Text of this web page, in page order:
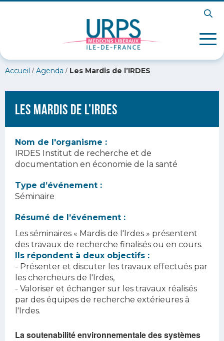
Accueil / Agenda / Les Mardis de l’IRDES
Les Mardis de l’IRDES
Nom de l'organisme :
IRDES Institut de recherche et de
documentation en économie de la santé
Type d’événement :
Séminaire
Résumé de l’événement :
Les séminaires « Mardis de l'Irdes » présentent
des travaux de recherche finalisés ou en cours.
Ils répondent à deux objectifs :
- Présenter et discuter les travaux effectués par
les chercheurs de l'Irdes,
- Valoriser et échanger sur les travaux réalisés
par des équipes de recherche extérieures à
l'Irdes.
La soutenabilité environnementale des systèmes